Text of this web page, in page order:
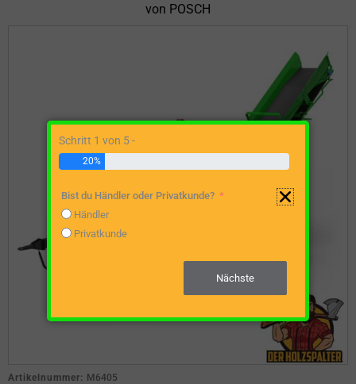
von POSCH
Artikelnummer: M6405
Schritt 1 von 5 -
20%
Bist du Händler oder Privatkunde?
Händler
Privatkunde
Nächste